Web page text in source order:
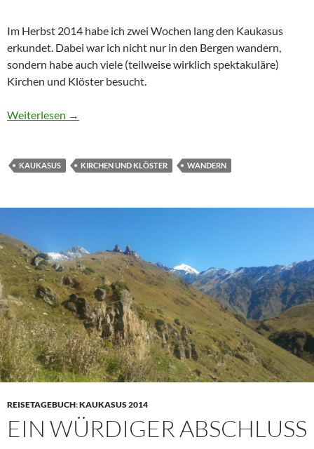
Im Herbst 2014 habe ich zwei Wochen lang den Kaukasus
erkundet. Dabei war ich nicht nur in den Bergen wandern,
sondern habe auch viele (teilweise wirklich spektakuläre)
Kirchen und Klöster besucht.
Weiterlesen →
KAUKASUS KIRCHEN UND KLÖSTER WANDERN
REISETAGEBUCH:KAUKASUS 2014
EIN WÜRDIGER ABSCHLUSS